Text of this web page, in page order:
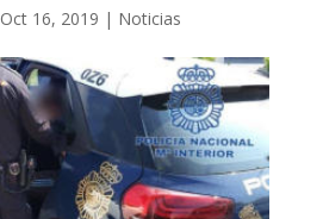
Oct 16, 2019 | Noticias